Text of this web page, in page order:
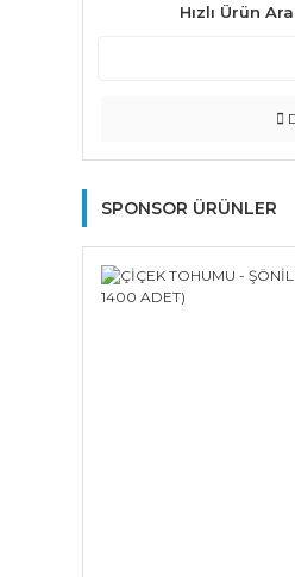
Hızlı Ürün
SPONSOR ÜRÜNLER